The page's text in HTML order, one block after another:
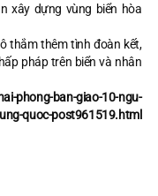
xây dựng vùng biển hòa
thắm thêm tình đoàn kết,
pháp trên biển và nhân
phong-ban-giao-10-ngu-
quoc-post961519.html